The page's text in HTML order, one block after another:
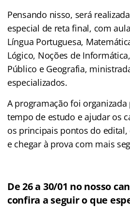
Pensando nisso, será
especial de reta final, com
Língua Portuguesa,
Lógico, Noções de
Público e Geografia,
especializados.
A programação foi
tempo de estudo e ajudar os
os principais pontos do edital,
e chegar à prova com mais
De 26 a 30/01 no nosso
confira a seguir o que